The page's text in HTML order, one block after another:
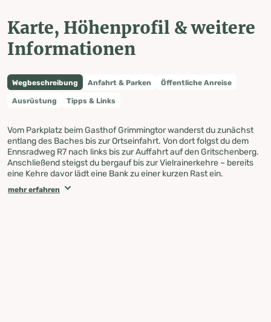
Karte, Höhenprofil & weitere
Informationen
Wegbeschreibung Anfahrt & Parken Öffentliche Anreise
Ausrüstung Tipps & Links
Vom Parkplatz beim Gasthof Grimmingtor wanderst du zunächst
entlang des Baches bis zur Ortseinfahrt. Von dort folgst du dem
Ennsradweg R7 nach links bis zur Auffahrt auf den Gritschenberg.
Anschließend steigst du bergauf bis zur Vielrainerkehre – bereits
eine Kehre davor lädt eine Bank zu einer kurzen Rast ein.
Weiter geht es entlang der Hofzufahrt bis zum Anwesen Vielrainer.
mehr erfahren